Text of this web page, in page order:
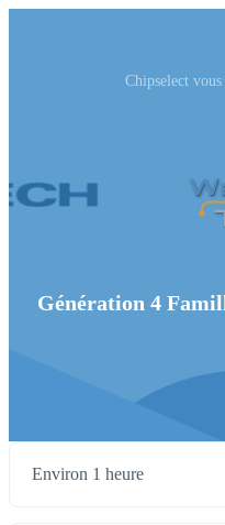
Chipselect
Génération 4
Environ 1 heure